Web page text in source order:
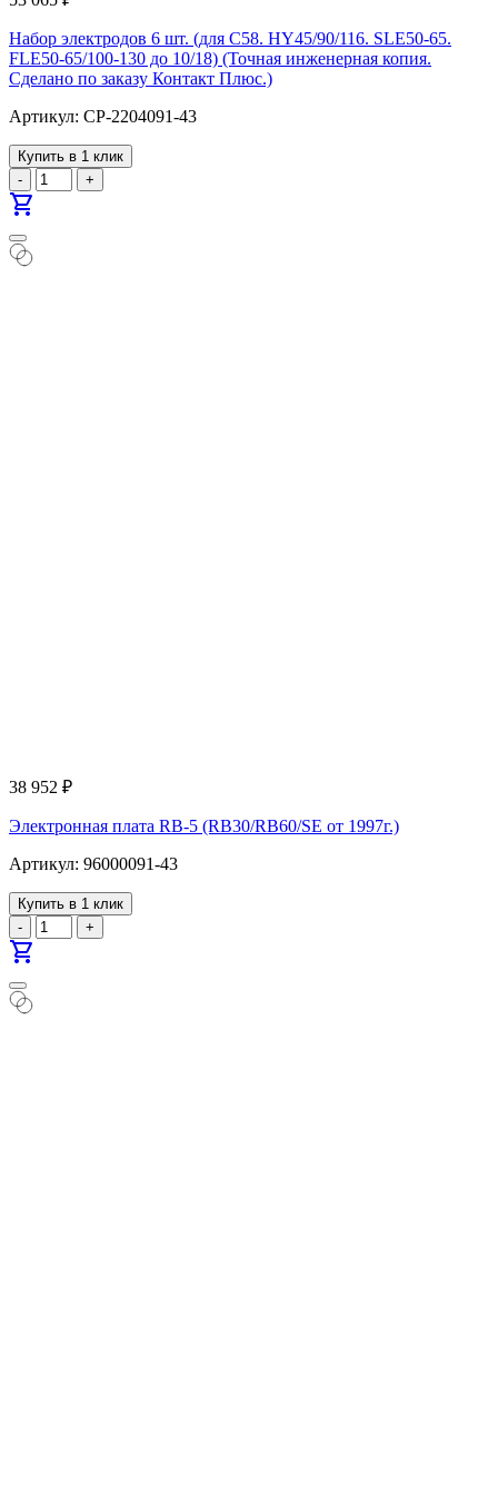
Набор электродов 6 шт. (для С58. HY45/90/116. SLE50-65.
FLE50-65/100-130 до 10/18) (Точная инженерная копия.
Cделано по заказу Контакт Плюс.)
Артикул: CP-2204091-43
Купить в 1 клик
-
+
shopping_cart
38 952 ₽
Электронная плата RB-5 (RB30/RB60/SE от 1997г.)
Артикул: 96000091-43
Купить в 1 клик
-
+
shopping_cart